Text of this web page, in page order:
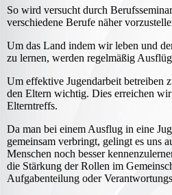
So wird versucht durch
verschiedene Berufe näher
Um das Land indem wir leben und
zu lernen, werden regelmäßig
Um effektive Jugendarbeit betreiben
den Eltern wichtig. Dies erreichen
Elterntreffs.
Da man bei einem Ausflug in eine
gemeinsam verbringt, gelingt es uns
Menschen noch besser
die Stärkung der Rollen im
Aufgabenteilung oder